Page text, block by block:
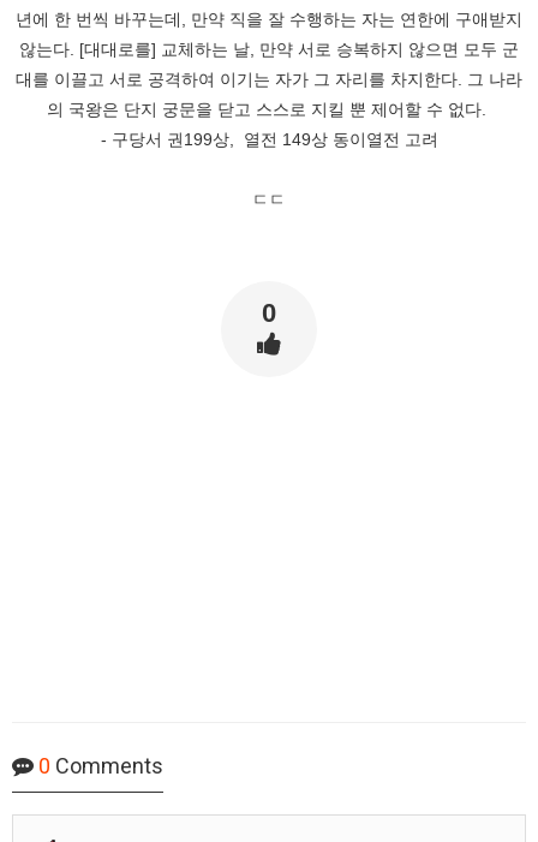
년에 한 번씩 바꾸는데, 만약 직을 잘 수행하는 자는 연한에 구애받지
않는다. [대대로를] 교체하는 날, 만약 서로 승복하지 않으면 모두 군
대를 이끌고 서로 공격하여 이기는 자가 그 자리를 차지한다. 그 나라
의 국왕은 단지 궁문을 닫고 스스로 지킬 뿐 제어할 수 없다.
- 구당서 권199상, 열전 149상 동이열전 고려
ㄷㄷ
0
0 Comments